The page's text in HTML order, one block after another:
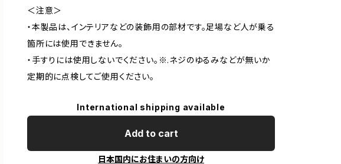
＜注意＞
・本製品は、インテリアなどの装飾用の部材です。足場など人が乗る
箇所には使用できません。
・手すりには使用しないでください。※.ネジのゆるみなどが無いか
定期的に点検してご使用ください。
International shipping available
Add to cart
日本国内にお住まいの方向け